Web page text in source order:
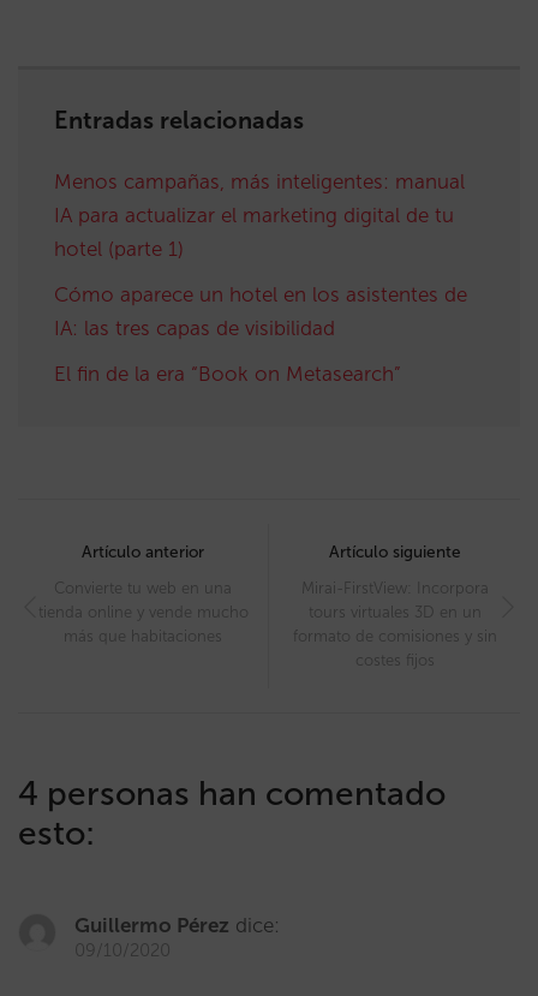
Entradas relacionadas
Menos campañas, más inteligentes: manual
IA para actualizar el marketing digital de tu
hotel (parte 1)
Cómo aparece un hotel en los asistentes de
IA: las tres capas de visibilidad
El fin de la era “Book on Metasearch”
navigation
Artículo anterior
Convierte tu web en una
tienda online y vende mucho
más que habitaciones
Artículo siguiente
Mirai-FirstView: Incorpora
tours virtuales 3D en un
formato de comisiones y sin
costes fijos
4 personas han comentado
esto:
Guillermo Pérez dice:
09/10/2020